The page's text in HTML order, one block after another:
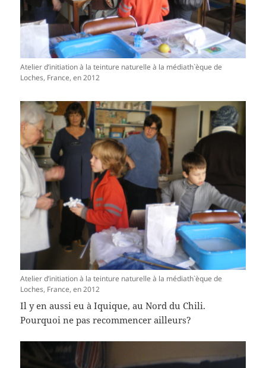
Atelier d’initiation à la teinture naturelle à la médiath`èque de
Loches, France, en 2012
Atelier d’initiation à la teinture naturelle à la médiath`èque de
Loches, France, en 2012
Il y en aussi eu à Iquique, au Nord du Chili.
Pourquoi ne pas recommencer ailleurs?